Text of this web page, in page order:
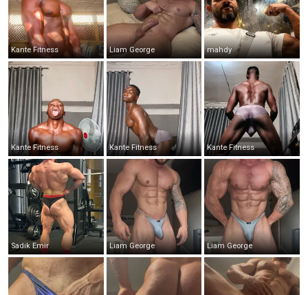
Kante Fitness Liam George mahdy
Kante Fitness Kante Fitness Kante Fitness
Sadik Emir Liam George Liam George